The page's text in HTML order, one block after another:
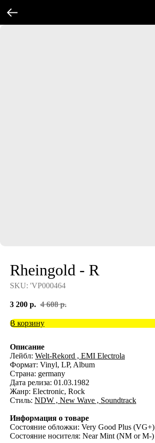
Rheingold - R
SKU: 'VP000464
3 200 р. 4 608 р.
В корзину
Описание
Лейбл: Welt-Rekord , EMI Electrola
Формат: Vinyl, LP, Album
Страна: germany
Дата релиза: 01.03.1982
Жанр: Electronic, Rock
Стиль: NDW , New Wave , Soundtrack
Информация о товаре
Состояние обложки: Very Good Plus (VG+)
Состояние носителя: Near Mint (NM or M-)